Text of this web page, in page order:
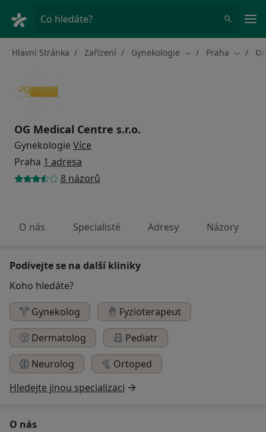
Co hledáte?
Hlavní Stránka Zařízení Gynekologie Změna města
Praha Změna
OG Medical Centre s.r.o.
Gynekologie Více
Praha 1 adresa
8 názorů
O nás Specialisté Adresy Názory
Podívejte se na další kliniky
Koho hledáte?
Gynekolog
Fyzioterapeut
Dermatolog
Pediatr
Neurolog
Ortoped
Hledejte jinou specializaci
O nás